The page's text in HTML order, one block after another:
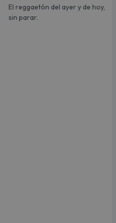
El reggaetón del ayer y de hoy,
sin parar.